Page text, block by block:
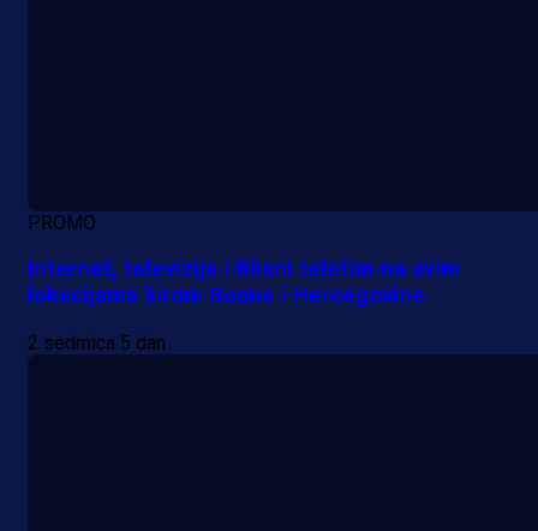
PROMO
Internet, televizija i fiksni telefon na svim
lokacijama širom Bosne i Hercegovine
2 sedmica 5 dan